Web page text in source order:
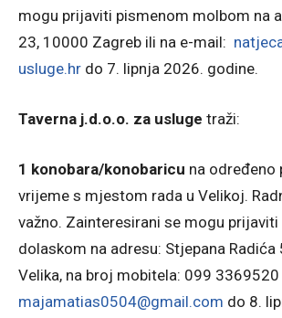
mogu prijaviti pismenom molbom na
23, 10000 Zagreb ili na e-mail:
usluge.hr do 7. lipnja 2026. godine.
Taverna j.d.o.o. za usluge traži:
1 konobara/konobaricu na određeno
vrijeme s mjestom rada u Velikoj.
važno. Zainteresirani se mogu
dolaskom na adresu: Stjepana Radića
Velika, na broj mobitela: 099 3369520
majamatias0504@gmail.com do 8.